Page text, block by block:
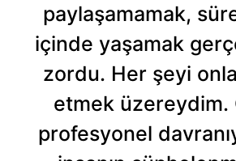
paylaşamamak,
içinde yaşamak
zordu. Her şeyi
etmek üzereydim.
profesyonel